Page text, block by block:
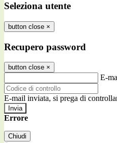
Seleziona utente
button close ×
Recupero password
button close ×
E-
E-mail inviata, si prega di
Errore
Chiudi